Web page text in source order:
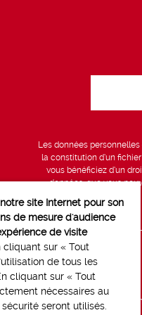
Les données
la constitution d’un
vous bénéficiez d’un
données, que vous
Line up
Marchés
Politique de
site Internet pour son
de mesure d'audience
de visite
cliquant sur « Tout
de tous les
cliquant sur « Tout
nécessaires au
seront utilisés.